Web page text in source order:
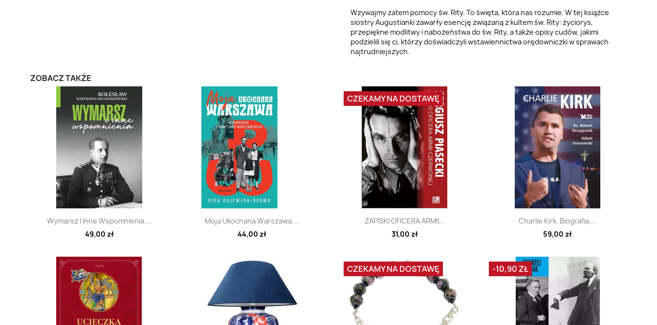
Wzywajmy zatem pomocy św. Rity. To święta, która nas rozumie. W tej książce
siostry Augustianki zawarły esencję związaną z kultem św. Rity: życiorys,
przepiękne modlitwy i nabożeństwa do św. Rity, a także opisy cudów, jakimi
podzielili się ci, którzy doświadczyli wstawiennictwa orędowniczki w sprawach
najtrudniejszych.
ZOBACZ TAKŻE
Szybki podgląd
Wymarsz I Inne Wspomnienia....
49,00 zł
Szybki podgląd
Moja Ukochana Warszawa....
44,00 zł
Szybki podgląd
ZAPISKI OFICERA ARMII...
31,00 zł
CZEKAMY NA DOSTAWĘ
Szybki podgląd
Charlie Kirk. Biografia,...
59,00 zł
CZEKAMY NA DOSTAWĘ -10,90 ZŁ